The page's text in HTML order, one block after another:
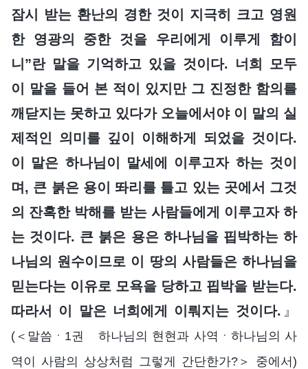
잠시 받는 환난의 경한 것이 지극히 크고 영원
한 영광의 중한 것을 우리에게 이루게 함이
니”란 말을 기억하고 있을 것이다. 너희 모두
이 말을 들어 본 적이 있지만 그 진정한 함의를
깨닫지는 못하고 있다가 오늘에서야 이 말의 실
제적인 의미를 깊이 이해하게 되었을 것이다.
이 말은 하나님이 말세에 이루고자 하는 것이
며, 큰 붉은 용이 똬리를 틀고 있는 곳에서 그것
의 잔혹한 박해를 받는 사람들에게 이루고자 하
는 것이다. 큰 붉은 용은 하나님을 핍박하는 하
나님의 원수이므로 이 땅의 사람들은 하나님을
믿는다는 이유로 모욕을 당하고 핍박을 받는다.
따라서 이 말은 너희에게 이뤄지는 것이다. 』
(＜말씀ㆍ1권 하나님의 현현과 사역ㆍ하나님의 사
역이 사람의 상상처럼 그렇게 간단한가?＞ 중에서)